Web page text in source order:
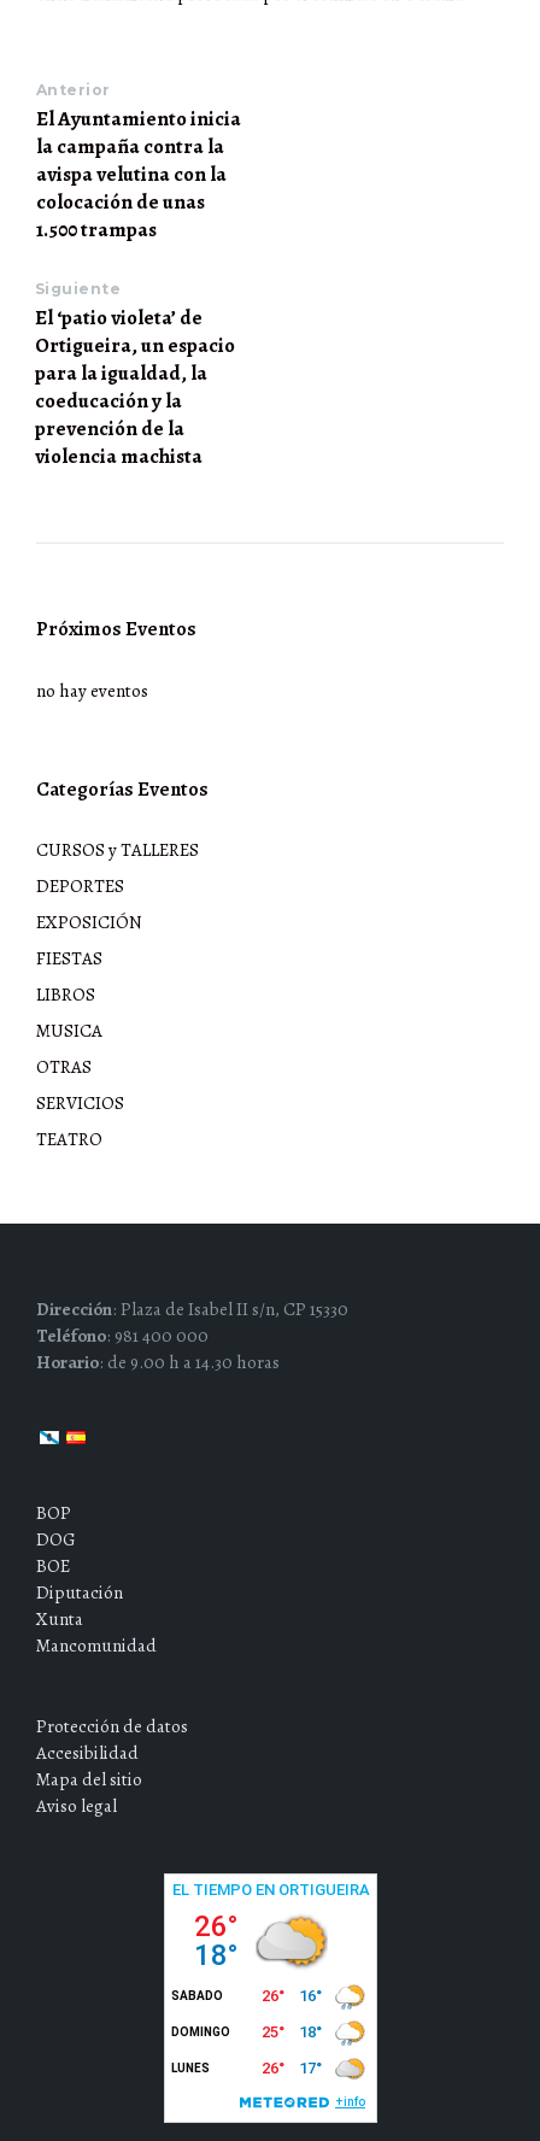
Anterior
El Ayuntamiento inicia
la campaña contra la
avispa velutina con la
colocación de unas
1.500 trampas
Siguiente
El ‘patio violeta’ de
Ortigueira, un espacio
para la igualdad, la
coeducación y la
prevención de la
violencia machista
Próximos Eventos
no hay eventos
Categorías Eventos
CURSOS y TALLERES
DEPORTES
EXPOSICIÓN
FIESTAS
LIBROS
MUSICA
OTRAS
SERVICIOS
TEATRO
Dirección: Plaza de Isabel II s/n, CP 15330
Teléfono: 981 400 000
Horario: de 9.00 h a 14.30 horas
BOP
DOG
BOE
Diputación
Xunta
Mancomunidad
Protección de datos
Accesibilidad
Mapa del sitio
Aviso legal